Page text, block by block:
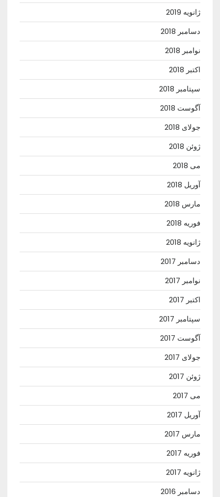
ژانویه 2019
دسامبر 2018
نوامبر 2018
اکتبر 2018
سپتامبر 2018
آگوست 2018
جولای 2018
ژوئن 2018
می 2018
آوریل 2018
مارس 2018
فوریه 2018
ژانویه 2018
دسامبر 2017
نوامبر 2017
اکتبر 2017
سپتامبر 2017
آگوست 2017
جولای 2017
ژوئن 2017
می 2017
آوریل 2017
مارس 2017
فوریه 2017
ژانویه 2017
دسامبر 2016